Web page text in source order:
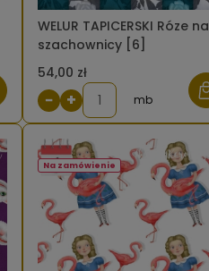
WELUR TAPICERSKI Róze na
szachownicy [6]
54,00 zł
− + mb
Na zamówienie